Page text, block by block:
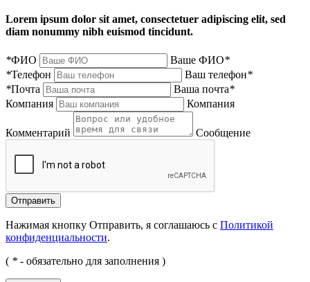
Lorem ipsum dolor sit amet, consectetuer adipiscing elit, sed
diam nonummy nibh euismod tincidunt.
*ФИО Ваше ФИО*
*Телефон Ваш телефон*
*Почта Ваша почта*
Компания
Компания
Комментарий Сообщение
Нажимая кнопку Отправить, я соглашаюсь с Политикой
конфиденциальности.
( * - обязательно для заполнения )